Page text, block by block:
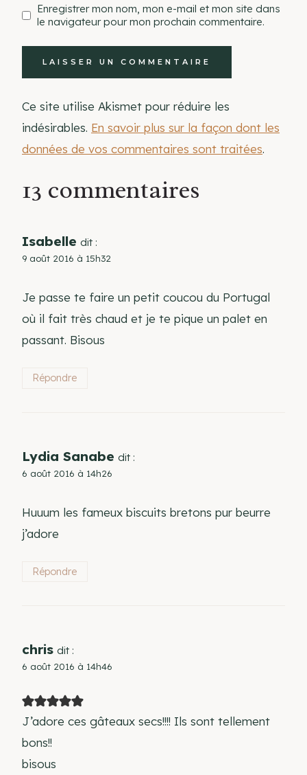
Enregistrer mon nom, mon e-mail et mon site dans
le navigateur pour mon prochain commentaire.
Ce site utilise Akismet pour réduire les
indésirables. En savoir plus sur la façon dont les
données de vos commentaires sont traitées.
13 commentaires
Isabelle dit :
9 août 2016 à 15h32
Je passe te faire un petit coucou du Portugal
où il fait très chaud et je te pique un palet en
passant. Bisous
Répondre
Lydia Sanabe dit :
6 août 2016 à 14h26
Huuum les fameux biscuits bretons pur beurre
j’adore
Répondre
chris dit :
6 août 2016 à 14h46
J’adore ces gâteaux secs!!!! Ils sont tellement
bons!!
bisous